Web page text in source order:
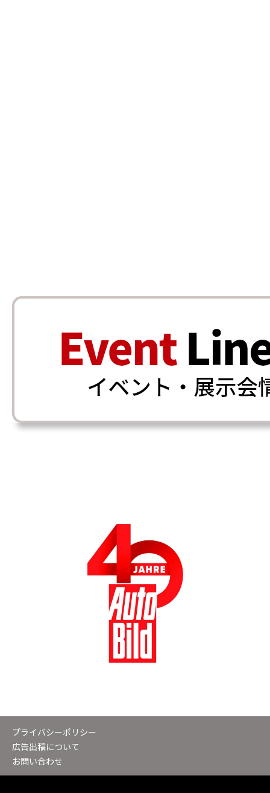
プライバシーポリシー
広告出稿について
お問い合わせ